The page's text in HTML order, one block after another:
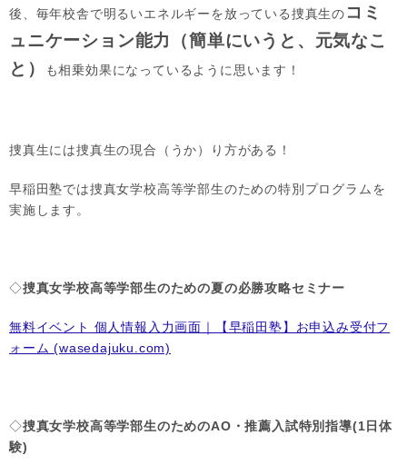
後、毎年校舎で明るいエネルギーを放っている捜真生の コミ
ュニケーション能力（簡単にいうと、元気なこ
と）
も相乗効果になっているように思います！
捜真生には捜真生の現合（うか）り方がある！
早稲田塾では捜真女学校高等学部生のための特別プログラムを
実施します。
◇捜真女学校高等学部生のための夏の必勝攻略セミナー
無料イベント 個人情報入力画面｜【早稲田塾】お申込み受付フ
ォーム (wasedajuku.com)
◇捜真女学校高等学部生のためのAO・推薦入試特別指導(1日体
験)